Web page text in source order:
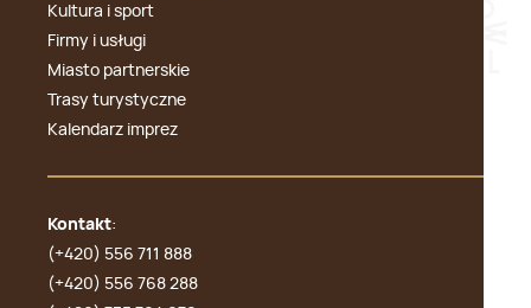
Kultura i sport
Firmy i usługi
Miasto partnerskie
Trasy turystyczne
Kalendarz imprez
Kontakt:
(+420) 556 711 888
(+420) 556 768 288